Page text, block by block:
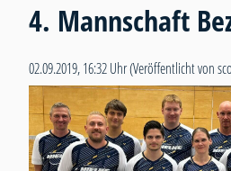
4. Mannschaft
02.09.2019, 16:32 Uhr(Veröffentlicht von